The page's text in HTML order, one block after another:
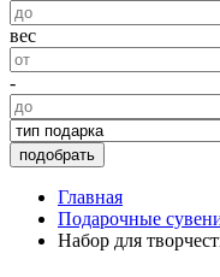
вес
-
подобрать
Главная
Подарочные
Набор для